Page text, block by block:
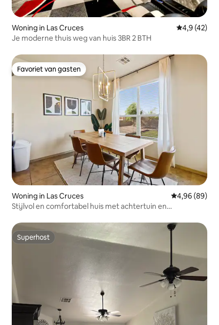
Woning in Las Cruces
4,9 (42)
Je moderne thuis weg van huis 3BR 2 BTH
Favoriet van gasten
Favoriet van gasten
Woning in Las Cruces Gemiddelde
4,96 (89)
Stijlvol en comfortabel huis met achtertuin en
Superhost
Superhost